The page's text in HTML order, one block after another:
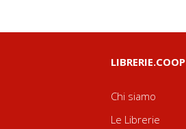
LIBRERIE.COOP
Chi siamo
Le Librerie